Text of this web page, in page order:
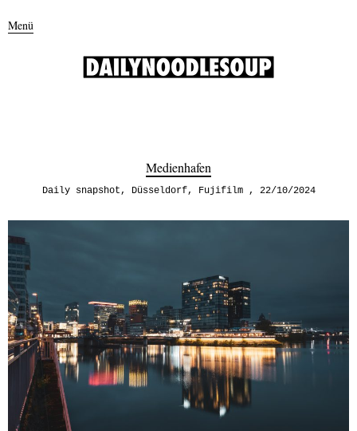
Menü
Medienhafen
Daily snapshot, Düsseldorf, Fujifilm 22/10/2024